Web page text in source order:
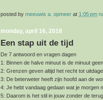
posted by meeuwis a. opmeer at 1:05 pm
monday, april 16, 2018
Een stap uit de tijd
De 7 antwoord en vragen dagen
1: Binnen de halve minuut is de minuut
2: Grenzen geven altijd het recht tot
3: De beterweter heeft zijn hoofd aan de
4: Je hebt vandaag gedaan wat je morgen
5: Daarom is het stil in jouw zonder de